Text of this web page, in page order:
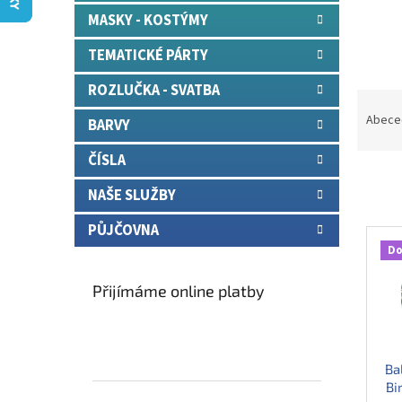
l
MASKY - KOSTÝMY
TEMATICKÉ PÁRTY
ROZLUČKA - SVATBA
BARVY
ČÍSLA
NAŠE SLUŽBY
PŮJČOVNA
Přijímáme online platby
V